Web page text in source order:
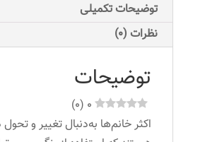
توضیحات تکمیلی
نظرات (0)
توضیحات
0
(
0
)
اکثر خانم‌ها به‌دنبال تغییر و